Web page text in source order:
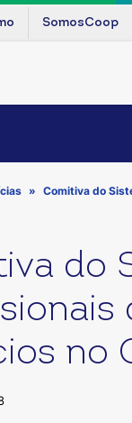
SomosCoop
Comitiva do
do
no